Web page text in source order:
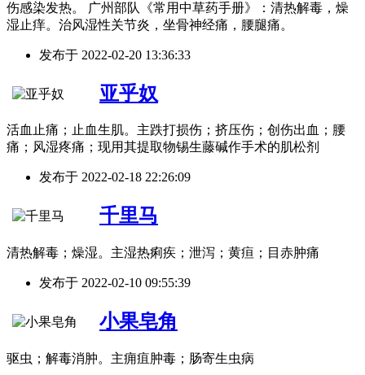
伤感染发热。 广州部队《常用中草药手册》：清热解毒，燥
湿止痒。治风湿性关节炎，坐骨神经痛，腰腿痛。
发布于 2022-02-20 13:36:33
亚乎奴
活血止痛；止血生肌。主跌打损伤；挤压伤；创伤出血；腰
痛；风湿疼痛；现用其提取物锡生藤碱作手术的肌松剂
发布于 2022-02-18 22:26:09
千里马
清热解毒；燥湿。主湿热痢疾；泄泻；黄疸；目赤肿痛
发布于 2022-02-10 09:55:39
小果皂角
驱虫；解毒消肿。主痈疽肿毒；肠寄生虫病